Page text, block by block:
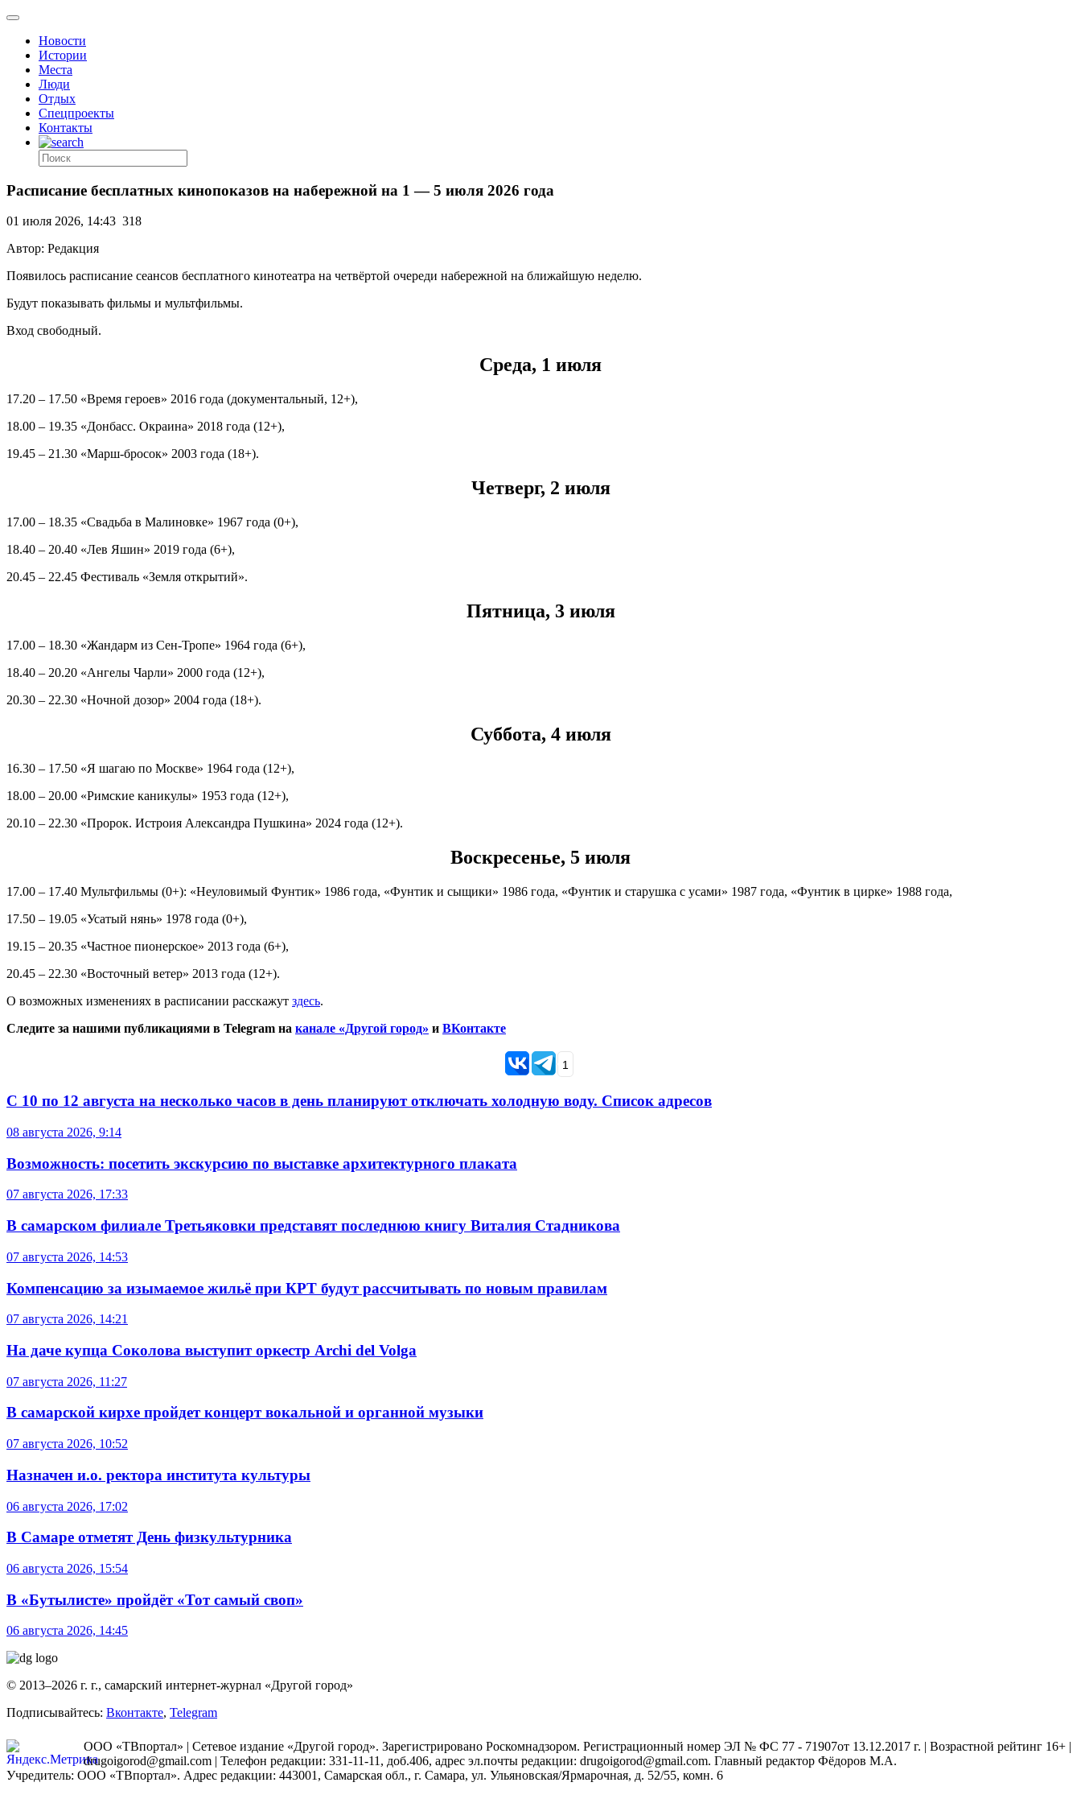
Новости
Истории
Места
Люди
Отдых
Спецпроекты
Контакты
Расписание бесплатных кинопоказов на набережной на 1 — 5 июля 2026 года
01 июля 2026, 14:43 318
Автор: Редакция
Появилось расписание сеансов бесплатного кинотеатра на четвёртой очереди набережной на ближайшую неделю.
Будут показывать фильмы и мультфильмы.
Вход свободный.
Среда, 1 июля
17.20 – 17.50 «Время героев» 2016 года (документальный, 12+),
18.00 – 19.35 «Донбасс. Окраина» 2018 года (12+),
19.45 – 21.30 «Марш-бросок» 2003 года (18+).
Четверг, 2 июля
17.00 – 18.35 «Свадьба в Малиновке» 1967 года (0+),
18.40 – 20.40 «Лев Яшин» 2019 года (6+),
20.45 – 22.45 Фестиваль «Земля открытий».
Пятница, 3 июля
17.00 – 18.30 «Жандарм из Сен-Тропе» 1964 года (6+),
18.40 – 20.20 «Ангелы Чарли» 2000 года (12+),
20.30 – 22.30 «Ночной дозор» 2004 года (18+).
Суббота, 4 июля
16.30 – 17.50 «Я шагаю по Москве» 1964 года (12+),
18.00 – 20.00 «Римские каникулы» 1953 года (12+),
20.10 – 22.30 «Пророк. Истроия Александра Пушкина» 2024 года (12+).
Воскресенье, 5 июля
17.00 – 17.40 Мультфильмы (0+): «Неуловимый Фунтик» 1986 года, «Фунтик и сыщики» 1986 года, «Фунтик и старушка с усами» 1987 года, «Фунтик в цирке» 1988 года,
17.50 – 19.05 «Усатый нянь» 1978 года (0+),
19.15 – 20.35 «Частное пионерское» 2013 года (6+),
20.45 – 22.30 «Восточный ветер» 2013 года (12+).
О возможных изменениях в расписании расскажут здесь.
Следите за нашими публикациями в Telegram на канале «Другой город» и ВКонтакте
1
С 10 по 12 августа на несколько часов в день планируют отключать холодную воду. Список адресов
08 августа 2026, 9:14
Возможность: посетить экскурсию по выставке архитектурного плаката
07 августа 2026, 17:33
В самарском филиале Третьяковки представят последнюю книгу Виталия Стадникова
07 августа 2026, 14:53
Компенсацию за изымаемое жильё при КРТ будут рассчитывать по новым правилам
07 августа 2026, 14:21
На даче купца Соколова выступит оркестр Archi del Volga
07 августа 2026, 11:27
В самарской кирхе пройдет концерт вокальной и органной музыки
07 августа 2026, 10:52
Назначен и.о. ректора института культуры
06 августа 2026, 17:02
В Самаре отметят День физкультурника
06 августа 2026, 15:54
В «Бутылисте» пройдёт «Тот самый своп»
06 августа 2026, 14:45
© 2013–2026 г. г., самарский интернет-журнал «Другой город»
Подписывайтесь: Вконтакте, Telegram
ООО «ТВпортал» | Сетевое издание «Другой город». Зарегистрировано Роскомнадзором. Регистрационный номер ЭЛ № ФС 77 - 71907от 13.12.2017 г. | Возрастной рейтинг 16+ |
drugoigorod@gmail.com | Телефон редакции: 331-11-11, доб.406, адрес эл.почты редакции: drugoigorod@gmail.com. Главный редактор Фёдоров М.А.
Учредитель: ООО «ТВпортал». Адрес редакции: 443001, Самарская обл., г. Самара, ул. Ульяновская/Ярмарочная, д. 52/55, комн. 6